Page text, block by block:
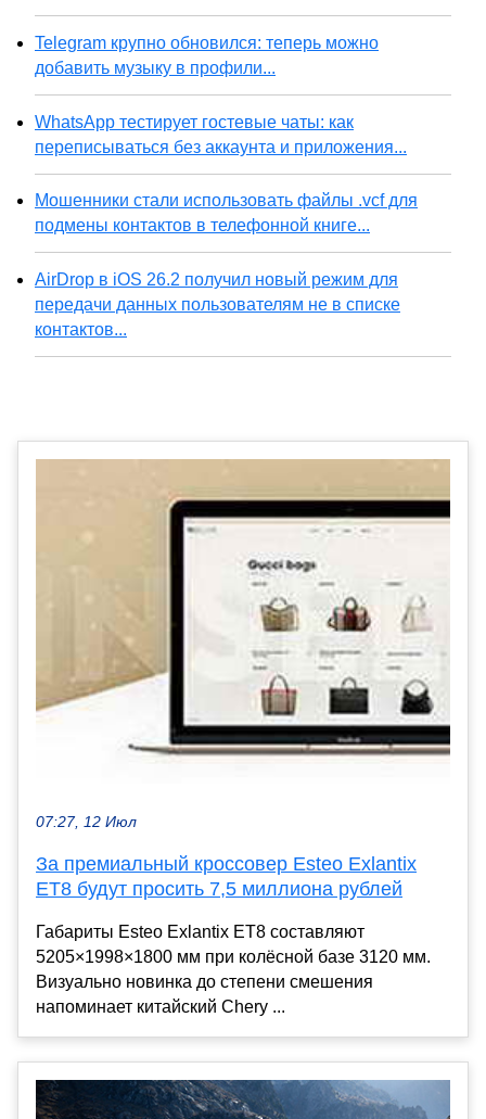
Telegram крупно обновился: теперь можно
добавить музыку в профили...
WhatsApp тестирует гостевые чаты: как
переписываться без аккаунта и приложения...
Мошенники стали использовать файлы .vcf для
подмены контактов в телефонной книге...
AirDrop в iOS 26.2 получил новый режим для
передачи данных пользователям не в списке
контактов...
07:27, 12 Июл
За премиальный кроссовер Esteo Exlantix
ET8 будут просить 7,5 миллиона рублей
Габариты Esteo Exlantix ET8 составляют
5205×1998×1800 мм при колёсной базе 3120 мм.
Визуально новинка до степени смешения
напоминает китайский Chery ...